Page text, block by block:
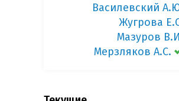
Василевский
Жугрова
Мазуров
Мерзляков А.С.